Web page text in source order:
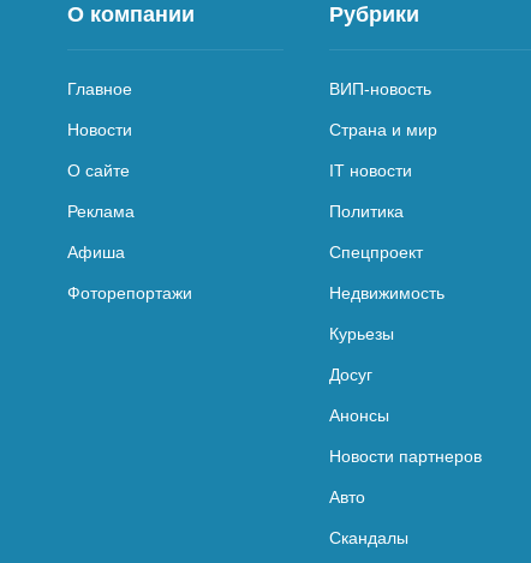
О компании
Главное
Новости
О сайте
Реклама
Афиша
Фоторепортажи
Рубрики
ВИП-новость
Страна и мир
IT новости
Политика
Спецпроект
Недвижимость
Курьезы
Досуг
Анонсы
Новости партнеров
Авто
Скандалы